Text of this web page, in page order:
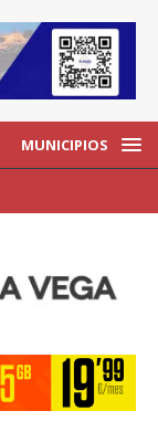
MUNICIPIOS